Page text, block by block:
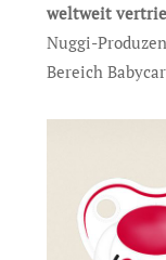
weltweit
Nuggi-
Bereich